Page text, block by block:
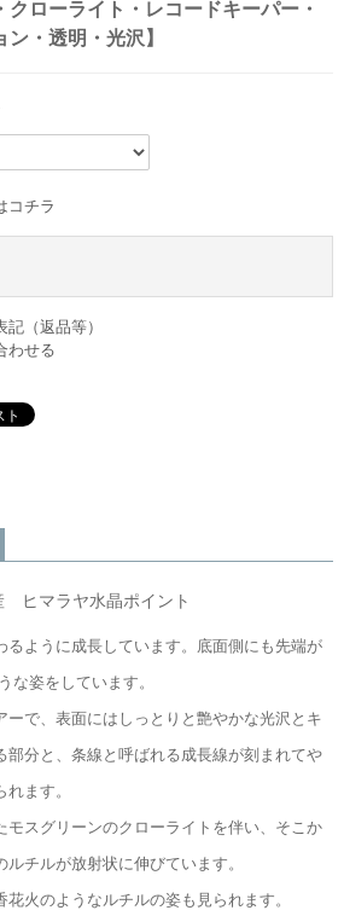
クローライト・レコードキーパー・
・透明・光沢】
コチラ
（返品等）
わせる
ヒマラヤ水晶ポイント
るように成長しています。底面側にも先端が
な姿をしています。
ーで、表面にはしっとりと艶やかな光沢とキ
部分と、条線と呼ばれる成長線が刻まれてや
ます。
モスグリーンのクローライトを伴い、そこか
チルが放射状に伸びています。
火のようなルチルの姿も見られます。